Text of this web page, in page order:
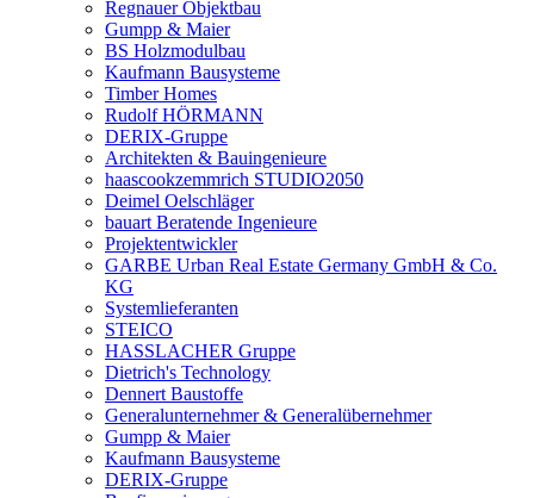
Regnauer Objektbau
Gumpp & Maier
BS Holzmodulbau
Kaufmann Bausysteme
Timber Homes
Rudolf HÖRMANN
DERIX-Gruppe
Architekten & Bauingenieure
haascookzemmrich STUDIO2050
Deimel Oelschläger
bauart Beratende Ingenieure
Projektentwickler
GARBE Urban Real Estate Germany GmbH & Co.
KG
Systemlieferanten
STEICO
HASSLACHER Gruppe
Dietrich's Technology
Dennert Baustoffe
Generalunternehmer & Generalübernehmer
Gumpp & Maier
Kaufmann Bausysteme
DERIX-Gruppe